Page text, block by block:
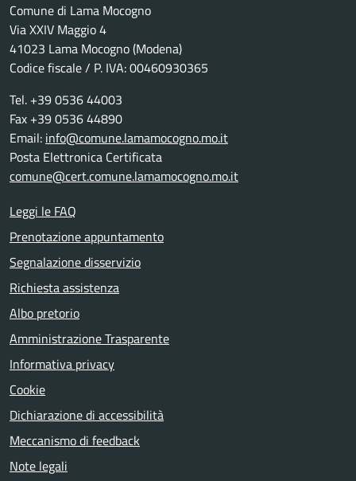
Comune di Lama Mocogno
Via XXIV Maggio 4
41023 Lama Mocogno (Modena)
Codice fiscale / P. IVA: 00460930365
Tel. +39 0536 44003
Fax +39 0536 44890
Email: info@comune.lamamocogno.mo.it
Posta Elettronica Certificata
comune@cert.comune.lamamocogno.mo.it
Leggi le FAQ
Prenotazione appuntamento
Segnalazione disservizio
Richiesta assistenza
Albo pretorio
Amministrazione Trasparente
Informativa privacy
Cookie
Dichiarazione di accessibilità
Meccanismo di feedback
Note legali